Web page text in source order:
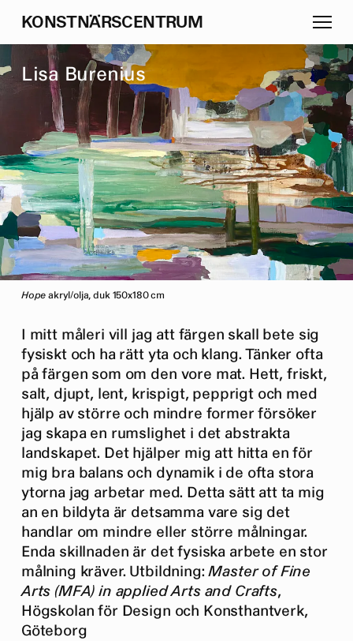
KONSTNÄRSCENTRUM
Lisa Burenius
Hope akryl/olja, duk 150x180 cm
I mitt måleri vill jag att färgen skall bete sig
fysiskt och ha rätt yta och klang. Tänker ofta
på färgen som om den vore mat. Hett, friskt,
salt, djupt, lent, krispigt, pepprigt och med
hjälp av större och mindre former försöker
jag skapa en rumslighet i det abstrakta
landskapet. Det hjälper mig att hitta en för
mig bra balans och dynamik i de ofta stora
ytorna jag arbetar med. Detta sätt att ta mig
an en bildyta är detsamma vare sig det
handlar om mindre eller större målningar.
Enda skillnaden är det fysiska arbete en stor
målning kräver. Utbildning:Master of Fine
Arts (MFA) in applied Arts and Crafts,
Högskolan för Design och Konsthantverk,
Göteborg